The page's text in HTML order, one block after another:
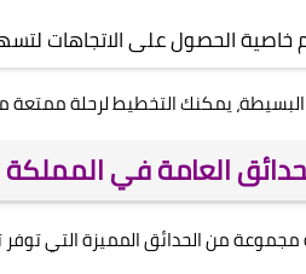
خاصية الحصول على الاتجاهات
يمكنك التخطيط لرحلة ممتعة
العامة في المملكة
من الحدائق المميزة التي توفر